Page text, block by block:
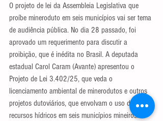
O projeto de lei da Assembleia Legislativa que
proíbe mineroduto em seis municípios vai ser tema
de audiência pública. No dia 28 passado, foi
aprovado um requerimento para discutir a
proibição, que é inédita no Brasil. A deputada
estadual Carol Caram (Avante) apresentou o
Projeto de Lei 3.402/25, que veda o
licenciamento ambiental de minerodutos e outros
projetos dutoviários, que envolvam o uso de
recursos hídricos em seis municípios mineiros. A